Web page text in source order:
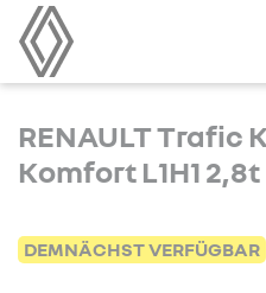
RENAULT Trafic
Komfort L1H1 2,8t
DEMNÄCHST VERFÜGBAR